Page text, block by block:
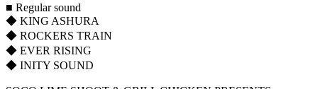
■ Regular sound
◆ KING ASHURA
◆ ROCKERS TRAIN
◆ EVER RISING
◆ INITY SOUND